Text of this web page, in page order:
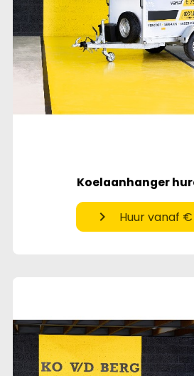
Koelaanhanger
chevron_right Huur vanaf €